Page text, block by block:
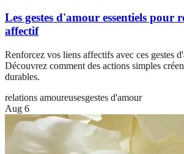
Les gestes d'amour essentiels pour
affectif
Renforcez vos liens affectifs avec ces gestes
Découvrez comment des actions simples
durables.
relations amoureusesgestes d'amour
Aug 6